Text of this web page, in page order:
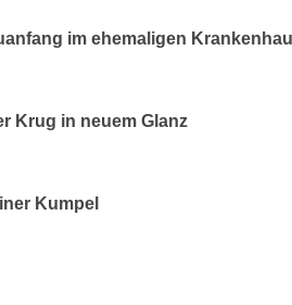
im ehemaligen
Krug in neuem Glanz
Kumpel